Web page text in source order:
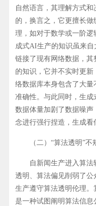
自然语言，其理解方式
的，换言之，它更擅长
理，如对于数学或一阶
成式AI生产的知识虽来
链接了现有网络数据，
的知识，它并不实时更
络数据库本身包含了大
准确性。与此同时，生
数据体量加剧了数据噪
念进行强行捏造，生成看
（二）“算法透明”不
自新闻生产进入算法
透明、算法偏见削弱了
生产遵守算法透明伦理。
是一种试图阐明算法信